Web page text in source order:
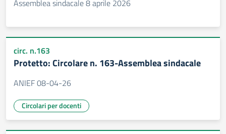
Assemblea sindacale 8 aprile 2026
circ. n.163
Protetto: Circolare n. 163-Assemblea sindacale
ANIEF 08-04-26
Circolari per docenti